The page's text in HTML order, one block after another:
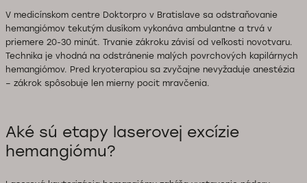
V medicínskom centre Doktorpro v Bratislave sa odstraňovanie
hemangiómov tekutým dusíkom vykonáva ambulantne a trvá v
priemere 20-30 minút. Trvanie zákroku závisí od veľkosti novotvaru.
Technika je vhodná na odstránenie malých povrchových kapilárnych
hemangiómov. Pred kryoterapiou sa zvyčajne nevyžaduje anestézia
– zákrok spôsobuje len mierny pocit mravčenia.
Aké sú etapy laserovej excízie
hemangiómu?